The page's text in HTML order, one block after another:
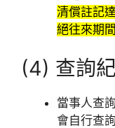
清償註記
絕往來期
(4) 查詢
當事人查
會自行查詢